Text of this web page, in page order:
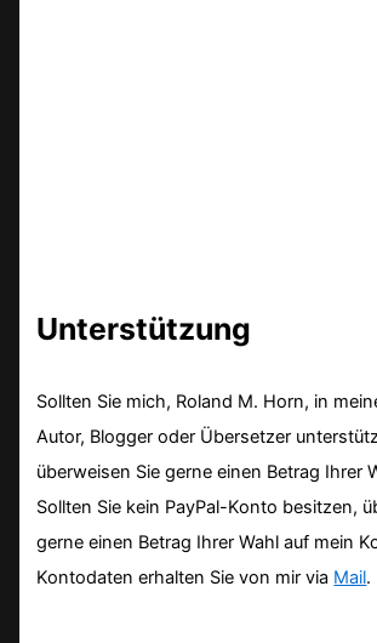
Unterstützung
Sollten Sie mich, Roland M. Horn, in
Autor, Blogger oder Übersetzer
überweisen Sie gerne einen Betrag Ihrer
Sollten Sie kein PayPal-Konto besitzen,
gerne einen Betrag Ihrer Wahl auf mein
Kontodaten erhalten Sie von mir via Mail.